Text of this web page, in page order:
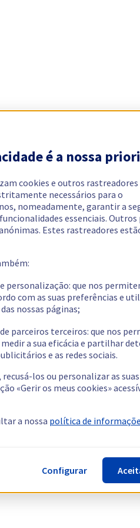
é a nossa
cookies e outros rastreadores
necessários para o
nomeadamente, garantir a
essenciais.
Estes rastreadores
personalização: que nos
com as suas preferências e
nossas páginas;
parceiros terceiros: que nos
a sua eficácia e partilhar
e as redes sociais.
los ou personalizar as
«Gerir os meus cookies»
a nossa política de
Configurar